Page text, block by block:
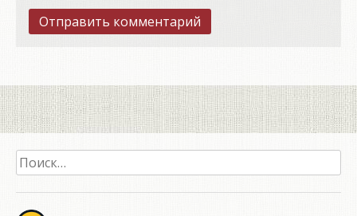
Найти: